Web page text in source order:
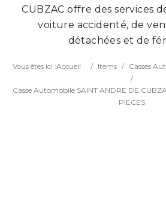
Search
CUBZAC offre des services
voiture accidenté, de
détachées et de
Vous êtes ici :Accueil / Items / Casses
/
Casse Automobile SAINT ANDRE DE
PIECES